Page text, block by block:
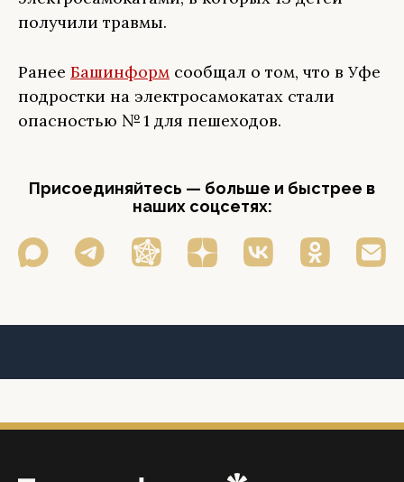
получили травмы.
Ранее Башинформ сообщал о том, что в Уфе
подростки на электросамокатах стали
опасностью № 1 для пешеходов.
Присоединяйтесь — больше и быстрее в
наших соцсетях: